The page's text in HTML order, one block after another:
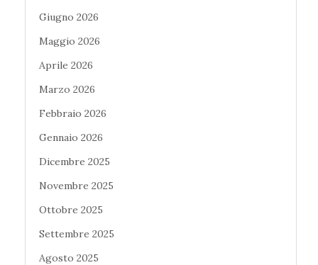
Giugno 2026
Maggio 2026
Aprile 2026
Marzo 2026
Febbraio 2026
Gennaio 2026
Dicembre 2025
Novembre 2025
Ottobre 2025
Settembre 2025
Agosto 2025